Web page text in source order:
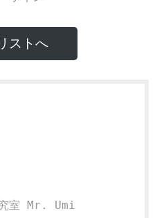
ストへ
究室 Mr. Umi